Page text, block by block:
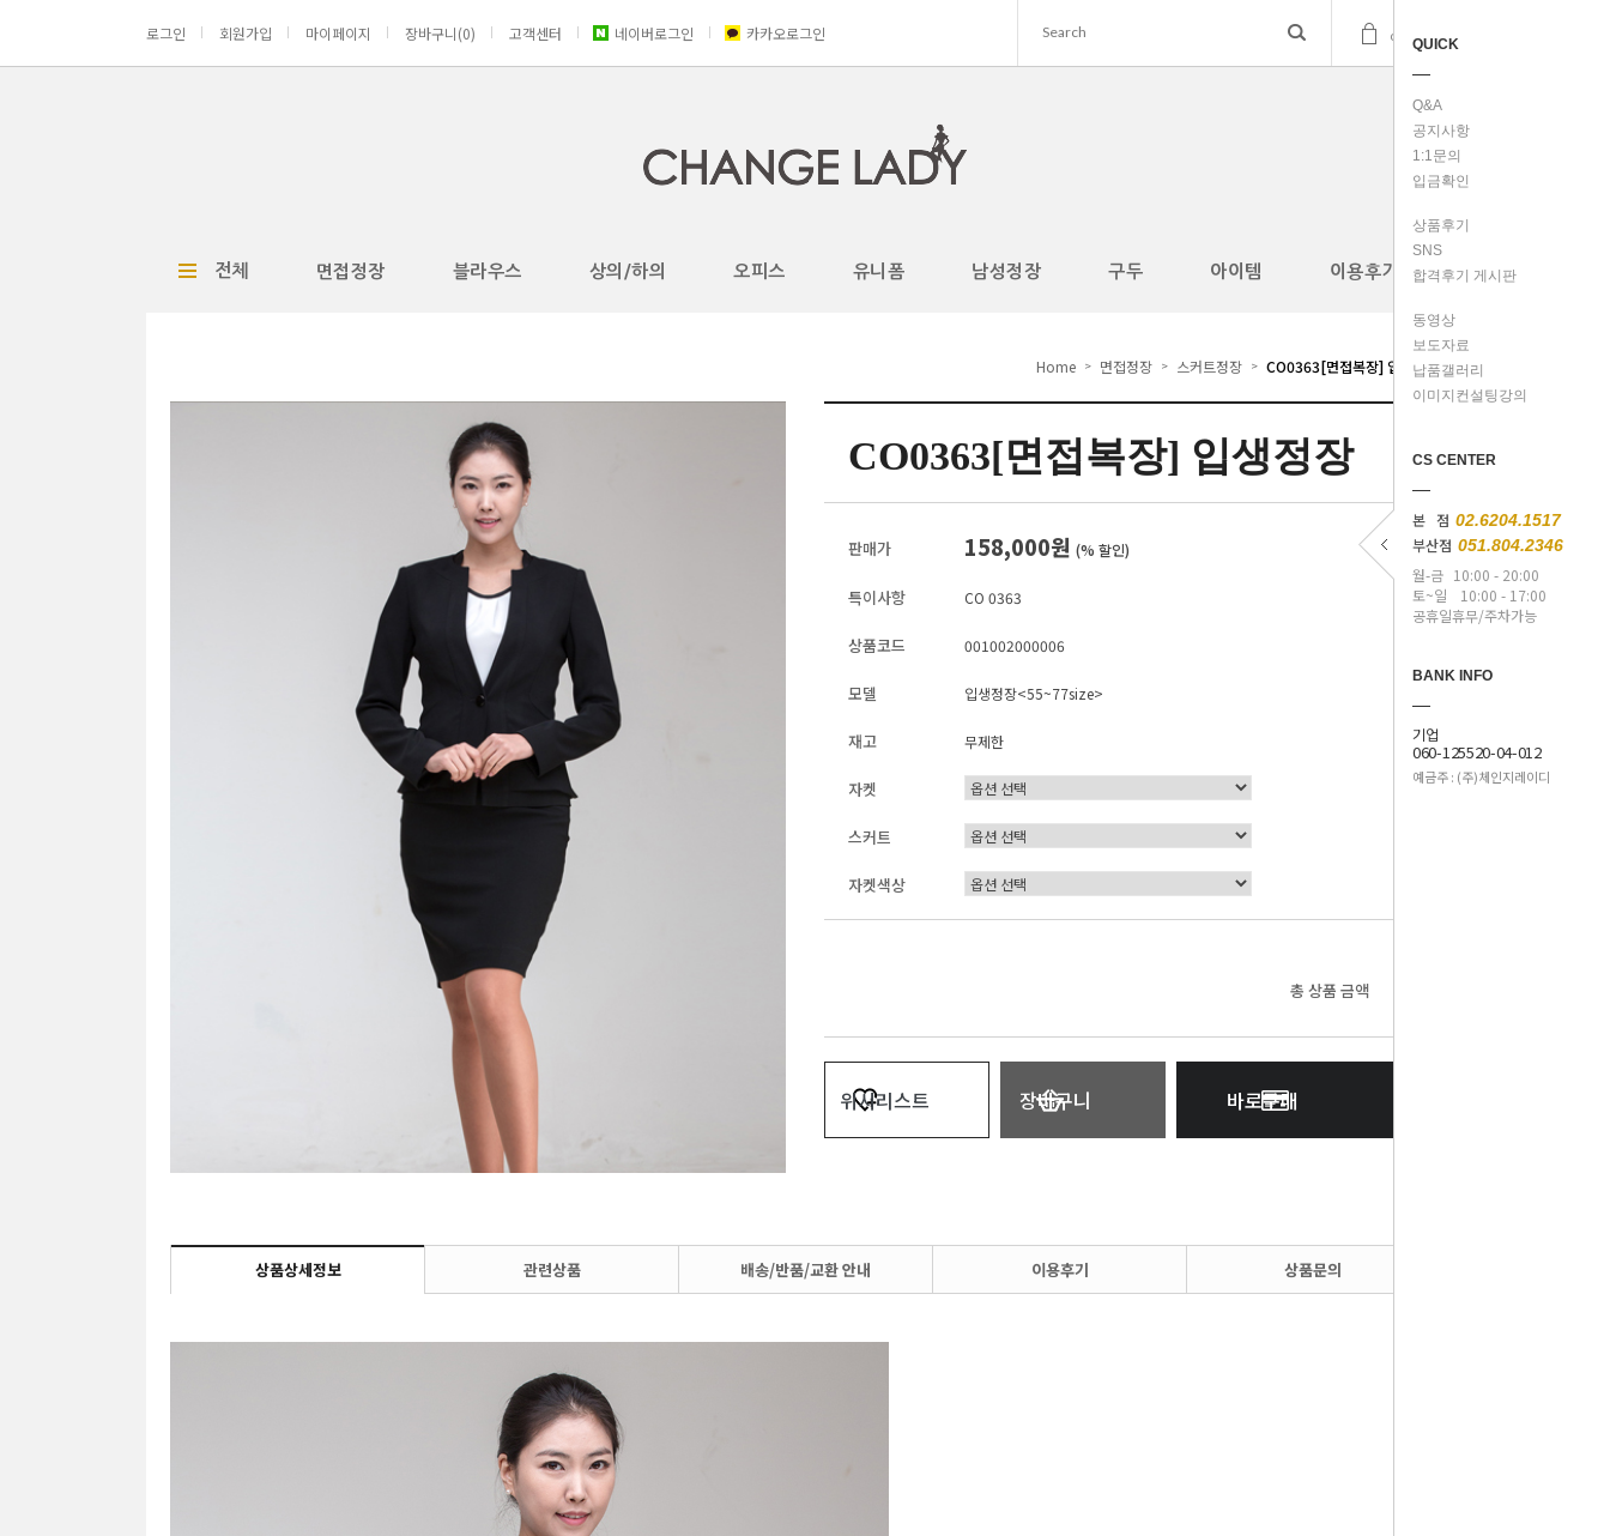
QUICK
Q&A
공지사항
1:1문의
입금확인
상품후기
SNS
합격후기 게시판
동영상
보도자료
납품갤러리
이미지컨설팅강의
CS CENTER
본 점 02.6204.1517
부산점 051.804.2346
월-금 10:00 - 20:00
토~일
10:00 - 17:00
공휴일휴무/주차가능
BANK INFO
기업
060-125520-04-012
예금주 : (주)체인지레이디
로그인 회원가입 마이페이지 장바구니(0) 고객센터 네이버로그인 카카오로그인 cart(0)
전체 면접정장 블라우스 상의/하의 오피스 유니폼 남성정장 구두 아이템 이용후기
Home > 면접정장 > 스커트정장 > CO0363[면접복장] 입생정장
CO0363[면접복장] 입생정장
판매가 158,000원 (% 할인)
특이사항 CO 0363
상품코드 001002000006
모델 입생정장<55~77size>
재고 무제한
자켓
스커트
자켓색상
총 상품 금액
위시리스트 장바구니 바로구매
상품상세정보 관련상품 배송/반품/교환 안내 이용후기 상품문의